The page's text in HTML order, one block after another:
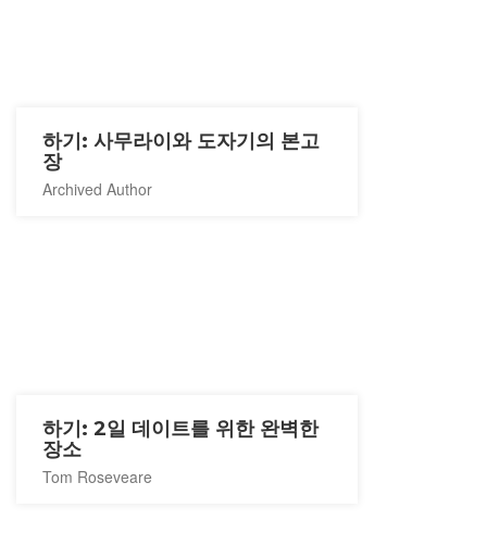
하기: 사무라이와 도자기의 본고
장
Archived Author
하기: 2일 데이트를 위한 완벽한
장소
Tom Roseveare